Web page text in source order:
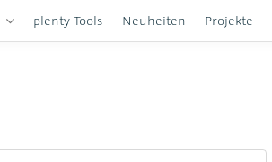
plenty Tools Neuheiten Projekte